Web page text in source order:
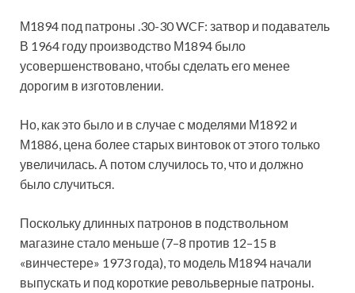
М1894 под патроны .30-30 WCF: затвор и подаватель
В 1964 году производство М1894 было
усовершенствовано, чтобы сделать его менее
дорогим в изготовлении.
Но, как это было и в случае с моделями М1892 и
М1886, цена более старых винтовок от этого только
увеличилась. А потом случилось то, что и должно
было случиться.
Поскольку длинных патронов в подствольном
магазине стало меньше (7–8 против 12–15 в
«винчестере» 1973 года), то модель М1894 начали
выпускать и под короткие револьверные патроны.